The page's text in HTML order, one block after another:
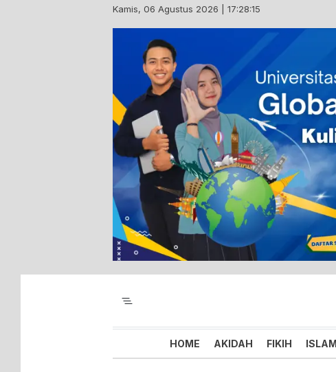
Kamis, 06 Agustus 2026 | 17:28:16
Majelis Tabligh Muhammadiyah
Syiar Dakwah Islam Berkemajuan
HOME AKIDAH FIKIH